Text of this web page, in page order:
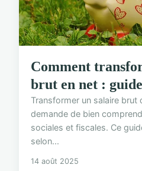
Comment
brut en net :
Transformer un salaire brut
demande de bien
sociales et fiscales. Ce
selon...
14 août 2025